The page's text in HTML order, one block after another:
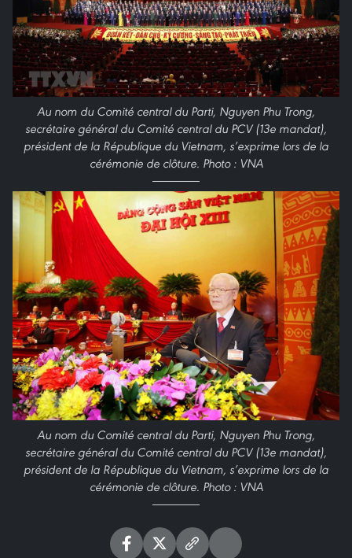
Au nom du Comité central du Parti, Nguyen Phu Trong,
secrétaire général du Comité central du PCV (13e mandat),
président de la République du Vietnam, s’exprime lors de la
cérémonie de clôture. Photo : VNA
Au nom du Comité central du Parti, Nguyen Phu Trong,
secrétaire général du Comité central du PCV (13e mandat),
président de la République du Vietnam, s’exprime lors de la
cérémonie de clôture. Photo : VNA